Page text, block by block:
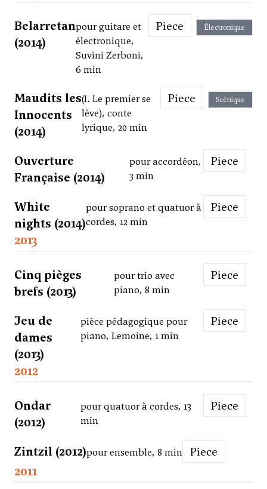
Belarretan
(2014)
pour guitare et
électronique,
Suvini Zerboni,
6 min
Piece Électronique
Maudits les
Innocents
(2014)
(I. Le premier se
lève), conte
lyrique, 20 min
Piece Scénique
Ouverture
Française (2014)
pour accordéon,
3 min
Piece
White
nights (2014)
pour soprano et quatuor à
cordes, 12 min
Piece
2013
Cinq pièges
brefs (2013)
pour trio avec
piano, 8 min
Piece
Jeu de
dames
(2013)
pièce pédagogique pour
piano, Lemoine, 1 min
Piece
2012
Ondar
(2012)
pour quatuor à cordes, 13
min
Piece
Zintzil (2012)pour ensemble, 8 min
Piece
2011